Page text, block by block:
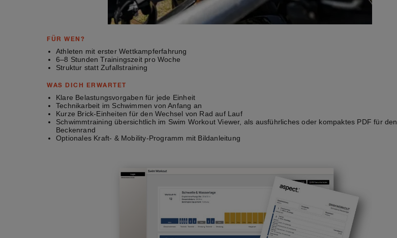
FÜR WEN?
Athleten mit erster Wettkampferfahrung
6–8 Stunden Trainingszeit pro Woche
Struktur statt Zufallstraining
WAS DICH ERWARTET
Klare Belastungsvorgaben für jede Einheit
Technikarbeit im Schwimmen von Anfang an
Kurze Brick-Einheiten für den Wechsel von Rad auf Lauf
Schwimmtraining übersichtlich im Swim Workout Viewer, als ausführliches oder kompaktes PDF für den
Beckenrand
Optionales Kraft- & Mobility-Programm mit Bildanleitung